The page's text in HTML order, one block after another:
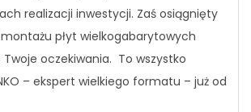
realizacji inwestycji. Zaś osiągnięty
płyt wielkogabarytowych
oczekiwania. To wszystko
– ekspert wielkiego formatu – już od